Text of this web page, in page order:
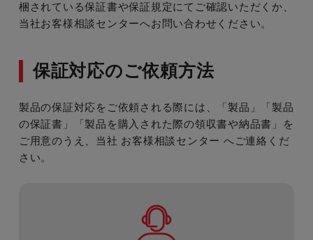
梱されている保証書や保証規定にてご確認いただくか、
当社お客様相談センターへお問い合わせください。
保証対応のご依頼方法
製品の保証対応をご依頼される際には、「製品」「製品
の保証書」「製品を購入された際の領収書や納品書」を
ご用意のうえ、当社 お客様相談センター へご連絡くだ
さい。